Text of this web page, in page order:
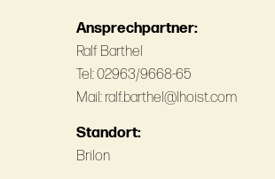
Ansprechpartner:
Ralf Barthel
Tel: 02963/9668-65
Mail: ralf.barthel@lhoist.com
Standort:
Brilon